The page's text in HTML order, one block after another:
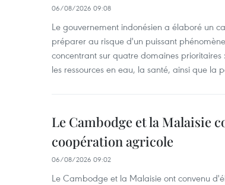
06/08/2026 09:08
Le gouvernement indonésien a élaboré un
préparer au risque d'un puissant
concentrant sur quatre domaines
les ressources en eau, la santé, ainsi que la
Le Cambodge et la Malaisie
coopération agricole
06/08/2026 09:02
Le Cambodge et la Malaisie ont convenu